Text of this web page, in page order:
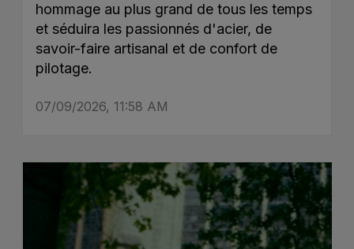
hommage au plus grand de tous les temps
et séduira les passionnés d'acier, de
savoir-faire artisanal et de confort de
pilotage.
07/09/2026, 11:58 AM